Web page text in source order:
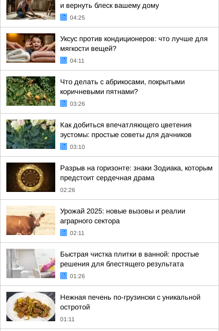
и вернуть блеск вашему дому
04:25
Уксус против кондиционеров: что лучше для
мягкости вещей?
04:11
Что делать с абрикосами, покрытыми
коричневыми пятнами?
03:26
Как добиться впечатляющего цветения
эустомы: простые советы для дачников
03:10
Разрыв на горизонте: знаки Зодиака, которым
предстоит сердечная драма
02:26
Урожай 2025: новые вызовы и реалии
аграрного сектора
02:11
Быстрая чистка плитки в ванной: простые
решения для блестящего результата
01:26
Нежная печень по-грузински с уникальной
остротой
01:11